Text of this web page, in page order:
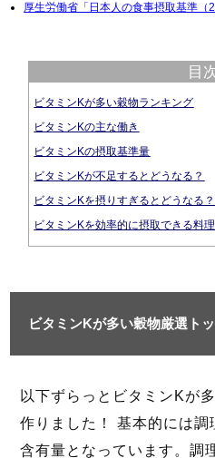
厚生労働省「日本人の食事摂取基準（
目
ビタミンKが多い穀物ランキング
ビタミンKの主な働き
ビタミンKの摂取基準量
ビタミンKが不足するとどうなる？
ビタミンKを摂りすぎるとどうなる？
ビタミンKを効率的に摂取できる料
ビタミンKが多い穀物厳選ト
以下ずらっとビタミンKが
作りました！ 基本的には
含有量となっています。調